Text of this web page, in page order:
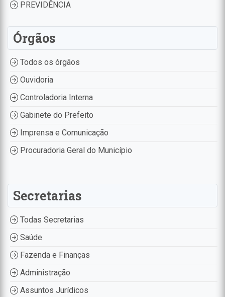
PREVIDÊNCIA
Órgãos
Todos os órgãos
Ouvidoria
Controladoria Interna
Gabinete do Prefeito
Imprensa e Comunicação
Procuradoria Geral do Município
Secretarias
Todas Secretarias
Saúde
Fazenda e Finanças
Administração
Assuntos Jurídicos